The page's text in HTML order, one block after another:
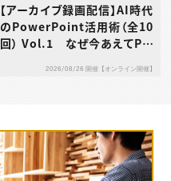
【アーカイブ録画配信】AI時代
のPowerPoint活用術（全10
回） Vol.1 なぜ今あえてPo
2026/08/26 開催【オンライン開催】